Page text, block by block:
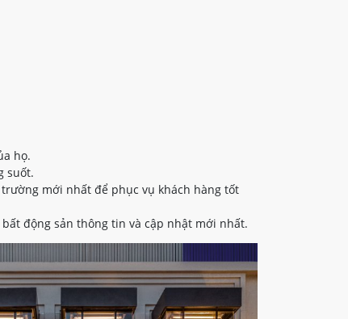
họ.
suốt.
mới nhất để phục vụ khách hàng tốt
động sản thông tin và cập nhật mới nhất.